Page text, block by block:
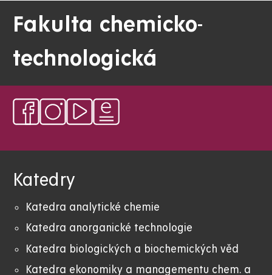
Fakulta chemicko-
technologická
Katedry
Katedra analytické chemie
Katedra anorganické technologie
Katedra biologických a biochemických věd
Katedra ekonomiky a managementu chem. a